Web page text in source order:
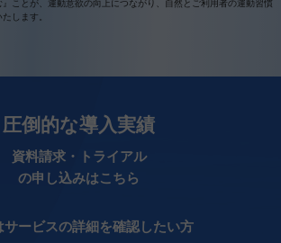
します。
圧倒的な導入実績
資料請求・トライアル
の申し込みはこちら
サービスの詳細を確認したい方